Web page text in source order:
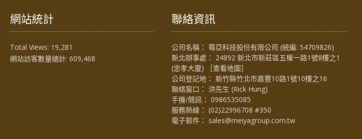
網站統計
Total Views: 19,281
網站訪客數量總計: 609,468
聯絡資訊
公司名稱： 莓亞科技股份有限公司 (統編: 54709826)
新北辦事處： 24892 新北市新莊區五權一路1號8樓之1
(忠孝大廈) ［查看地圖］
公司登記地： 新竹縣竹北市嘉豐10路1號10樓之16
聯絡窗口： 洪先生 (Rick Hung)
手機/簡訊： 0986535085
服務熱線： (02)22996708 #350
電子郵件： sales@meiyagroup.com.tw